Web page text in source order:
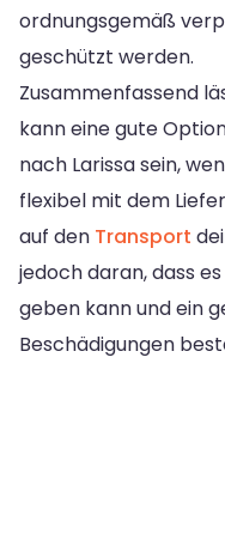
ordnungsgemäß
geschützt werden.
Zusammenfassend
kann eine gute
nach Larissa sein,
flexibel mit dem
auf den Transport
jedoch daran, dass
geben kann und ein
Beschädigungen